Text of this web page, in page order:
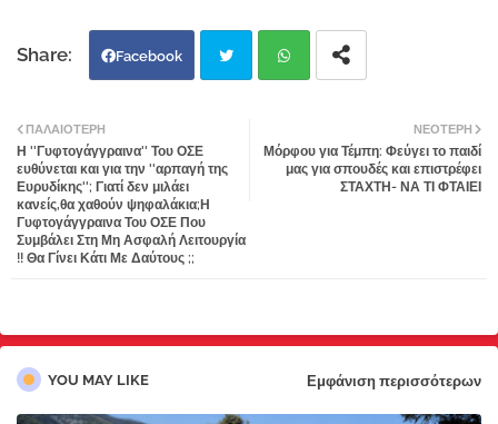
Facebook
atsa
ΝΕΌΤΕΡΗ
Μόρφου για Τέμπη: Φεύγει το παιδί
μας για σπουδές και επιστρέφει
ΣΤΑΧΤΗ- ΝΑ ΤΙ ΦΤΑΙΕΙ
ΠΑΛΑΙΌΤΕΡΗ
Η ''Γυφτογάγγραινα'' Του ΟΣΕ
ευθύνεται και για την ''αρπαγή της
Ευρυδίκης''; Γιατί δεν μιλάει
κανείς,θα χαθούν ψηφαλάκια;Η
Γυφτογάγγραινα Του ΟΣΕ Που
Συμβάλει Στη Μη Ασφαλή Λειτουργία
!! Θα Γίνει Κάτι Με Δαύτους ;;
YOU MAY LIKE Εμφάνιση περισσότερων